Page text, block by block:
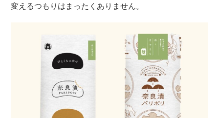
変えるつもりはまったくありません。